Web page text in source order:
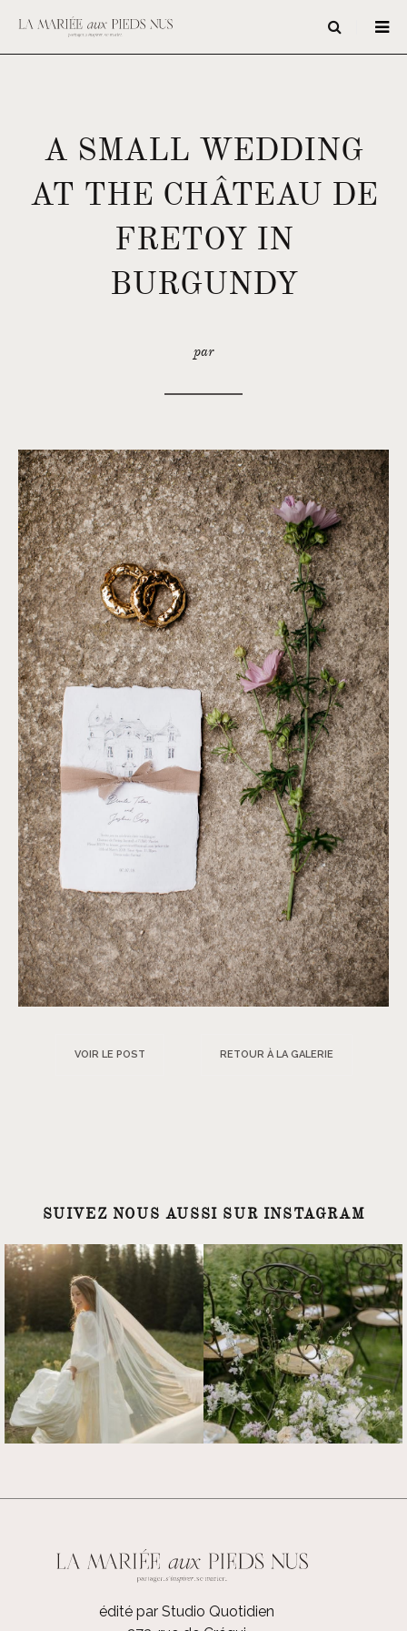
A SMALL WEDDING
AT THE CHÂTEAU DE
FRETOY IN
BURGUNDY
par
VOIR LE POST RETOUR À LA GALERIE
SUIVEZ NOUS AUSSI SUR INSTAGRAM
édité par Studio Quotidien